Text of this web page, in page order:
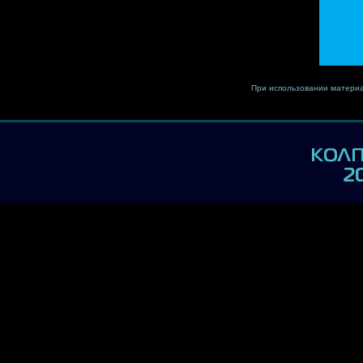
При использовании